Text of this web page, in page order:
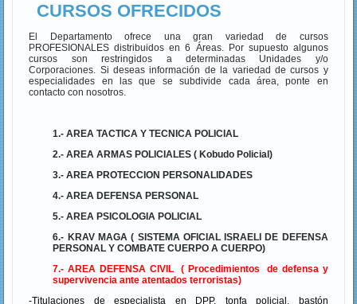
CURSOS OFRECIDOS
El Departamento ofrece una gran variedad de cursos
PROFESIONALES distribuidos en 6 Áreas. Por supuesto algunos
cursos son restringidos a determinadas Unidades y/o
Corporaciones. Si deseas información de la variedad de cursos y
especialidades en las que se subdivide cada área, ponte en
contacto con nosotros.
1.- AREA TACTICA Y TECNICA POLICIAL
2.- AREA ARMAS POLICIALES ( Kobudo Policial)
3.- AREA PROTECCION PERSONALIDADES
4.- AREA DEFENSA PERSONAL
5.- AREA PSICOLOGIA POLICIAL
6.- KRAV MAGA ( SISTEMA OFICIAL ISRAELI DE DEFENSA
PERSONAL Y COMBATE CUERPO A CUERPO)
7.- AREA DEFENSA CIVIL ( Procedimientos de defensa y
supervivencia ante atentados terroristas)
-Titulaciones de especialista en DPP, tonfa policial, bastón